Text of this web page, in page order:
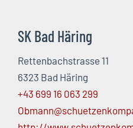
SK Bad Häring
Rettenbachstrasse 11
6323 Bad Häring
+43 699 16 063 299